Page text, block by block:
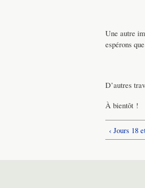
Une autre
espérons
D’autres
À bientôt !
‹ Jours 18